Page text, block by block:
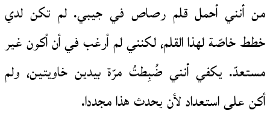
من أنني أحمل قلم رصاص في جيبي. لم تكن لدي
خطط خاصّة لهذا القلم، لكنني لم أرغب في أن أكون غير
مستعدّ. يكفي أنني ضُبِطتُ مرّة بيدين خاويتين، ولم
أكن على استعداد لأن يحدث هذا مجددا.